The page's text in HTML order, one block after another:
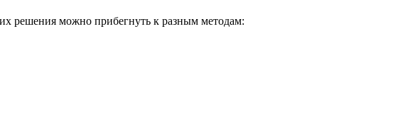
решения можно прибегнуть к разным методам: